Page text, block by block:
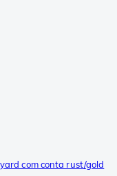
com conta rust/gold